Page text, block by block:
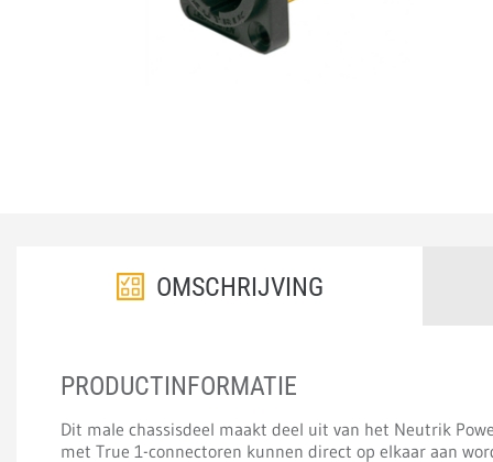
OMSCHRIJVING
PRODUCTINFORMATIE
Dit male chassisdeel maakt deel uit van het Neutrik
met True 1-connectoren kunnen direct op elkaar aan